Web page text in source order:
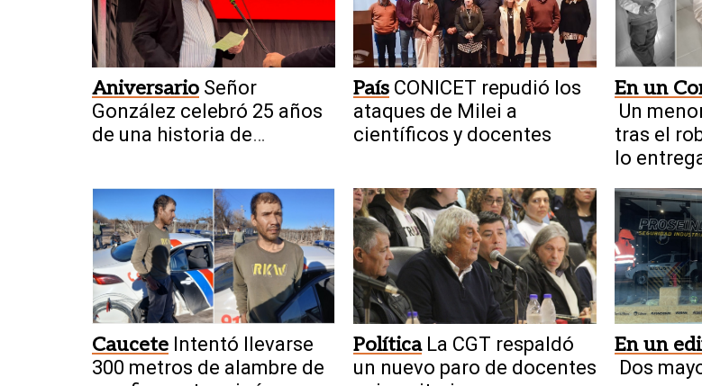
Aniversario Señor
González celebró 25 años
de una historia de
País CONICET repudió los
ataques de Milei a
científicos y docentes
En un
Un
tras el
lo
Caucete Intentó llevarse
300 metros de alambre de
Política La CGT respaldó
un nuevo paro de docentes
En un
Dos